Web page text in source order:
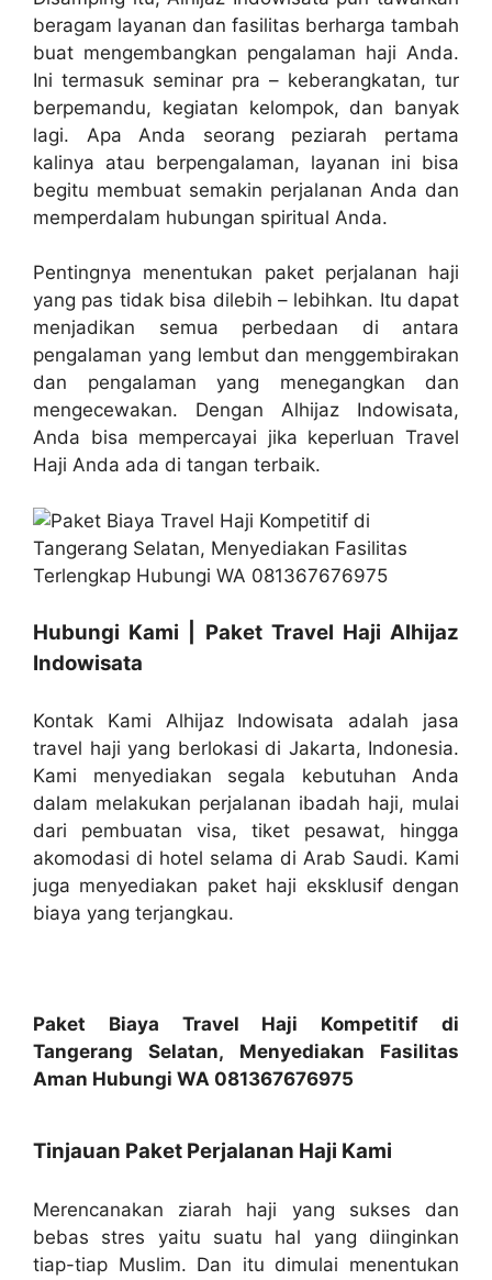
beragam layanan dan fasilitas berharga tambah
buat mengembangkan pengalaman haji Anda.
Ini termasuk seminar pra – keberangkatan, tur
berpemandu, kegiatan kelompok, dan banyak
lagi. Apa Anda seorang peziarah pertama
kalinya atau berpengalaman, layanan ini bisa
begitu membuat semakin perjalanan Anda dan
memperdalam hubungan spiritual Anda.
Pentingnya menentukan paket perjalanan haji
yang pas tidak bisa dilebih – lebihkan. Itu dapat
menjadikan semua perbedaan di antara
pengalaman yang lembut dan menggembirakan
dan pengalaman yang menegangkan dan
mengecewakan. Dengan Alhijaz Indowisata,
Anda bisa mempercayai jika keperluan Travel
Haji Anda ada di tangan terbaik.
Hubungi Kami | Paket Travel Haji Alhijaz
Indowisata
Kontak Kami Alhijaz Indowisata adalah jasa
travel haji yang berlokasi di Jakarta, Indonesia.
Kami menyediakan segala kebutuhan Anda
dalam melakukan perjalanan ibadah haji, mulai
dari pembuatan visa, tiket pesawat, hingga
akomodasi di hotel selama di Arab Saudi. Kami
juga menyediakan paket haji eksklusif dengan
biaya yang terjangkau.
Paket Biaya Travel Haji Kompetitif di
Tangerang Selatan, Menyediakan Fasilitas
Aman Hubungi WA 081367676975
Tinjauan Paket Perjalanan Haji Kami
Merencanakan ziarah haji yang sukses dan
bebas stres yaitu suatu hal yang diinginkan
tiap-tiap Muslim. Dan itu dimulai menentukan